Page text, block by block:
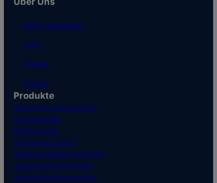
Über softgarden
Jobs
Presse
Events
Produkte
Bewerbermanagement
Karriereseite
Multiposting
Social Recruiting
Stellenanzeigen schalten
Onboarding Software
Arbeitgeberbewertung